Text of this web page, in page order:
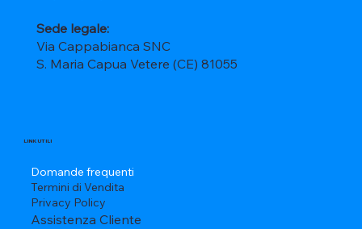
Sede legale:
Via Cappabianca SNC
S. Maria Capua Vetere (CE) 81055
LINK UTILI
Domande frequenti
Termini di Vendita
Privacy Policy
Assistenza Cliente